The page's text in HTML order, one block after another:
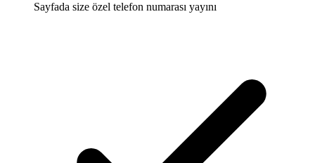
Sayfada size özel telefon numarası yayını